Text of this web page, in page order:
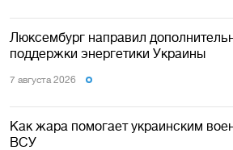
Люксембург направил
поддержки энергетики Украины
7 августа 2026
Как жара помогает украинским
ВСУ